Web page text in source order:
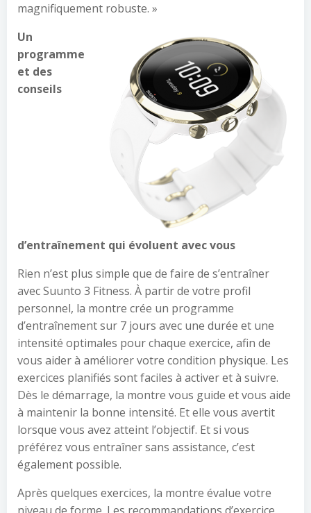
magnifiquement robuste. »
Un
programme
et des
conseils
d’entraînement qui évoluent avec vous
Rien n’est plus simple que de faire de s’entraîner
avec Suunto 3 Fitness. À partir de votre profil
personnel, la montre crée un programme
d’entraînement sur 7 jours avec une durée et une
intensité optimales pour chaque exercice, afin de
vous aider à améliorer votre condition physique. Les
exercices planifiés sont faciles à activer et à suivre.
Dès le démarrage, la montre vous guide et vous aide
à maintenir la bonne intensité. Et elle vous avertit
lorsque vous avez atteint l’objectif. Et si vous
préférez vous entraîner sans assistance, c’est
également possible.
Après quelques exercices, la montre évalue votre